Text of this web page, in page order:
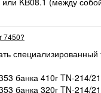
7450?
специализированный
банка 410г TN-214/
банка 320г TN-214/